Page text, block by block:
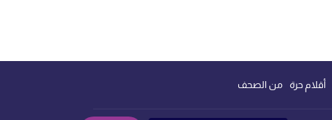
أقلام حرة من الصحف